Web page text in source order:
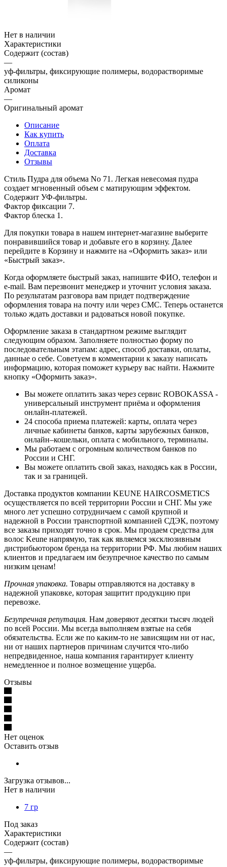
Нет в наличии
Характеристики
Содержит (состав)
—
уф-фильтры, фиксирующие полимеры, водорастворимые
силиконы
Аромат
—
Оригинальный аромат
Описание
Как купить
Оплата
Доставка
Отзывы
Стиль Пудра для объема No 71. Легкая невесомая пудра
создает мгновенный объем с матирующим эффектом.
Содержит УФ-фильтры.
Фактор фиксации 7.
Фактор блеска 1.
Для покупки товара в нашем интернет-магазине выберите
понравившийся товар и добавьте его в корзину. Далее
перейдите в Корзину и нажмите на «Оформить заказ» или
«Быстрый заказ».
Когда оформляете быстрый заказ, напишите ФИО, телефон и
e-mail. Вам перезвонит менеджер и уточнит условия заказа.
По результатам разговора вам придет подтверждение
оформления товара на почту или через СМС. Теперь останется
только ждать доставки и радоваться новой покупке.
Оформление заказа в стандартном режиме выглядит
следующим образом. Заполняете полностью форму по
последовательным этапам: адрес, способ доставки, оплаты,
данные о себе. Советуем в комментарии к заказу написать
информацию, которая поможет курьеру вас найти. Нажмите
кнопку «Оформить заказ».
Вы можете оплатить заказ через сервис ROBOKASSA -
универсальный инструмент приёма и оформления
онлайн-платежей.
24 способа приема платежей: карты, оплата через
личные кабинеты банков, карты зарубежных банков,
онлайн–кошельки, оплата с мобильного, терминалы.
Мы работаем с огромным количеством банков по
России и СНГ.
Вы можете оплатить свой заказ, находясь как в России,
так и за границей.
Доставка продуктов компании KEUNE HAIRCOSMETICS
осуществляется по всей территории России и СНГ. Мы уже
много лет успешно сотрудничаем с самой крупной и
надежной в России транспортной компанией СДЭК, поэтому
все заказы приходят точно в срок. Мы продаем средства для
волос Keune напрямую, так как являемся эксклюзивным
дистрибьютором бренда на территории РФ. Мы любим наших
клиентов и предлагаем им безупречное качество по самым
низким ценам!
Прочная упаковка. Товары отправляются на доставку в
надежной упаковке, которая защитит продукцию при
перевозке.
Безупречная репутация. Нам доверяют десятки тысяч людей
по всей России. Мы всегда выполняем взятые на себя
обязательства. Если же по каким-то не зависящим ни от нас,
ни от наших партнеров причинам случится что-либо
непредвиденное, наша компания гарантирует клиенту
немедленное и полное возмещение ущерба.
Отзывы
Нет оценок
Оставить отзыв
Загрузка отзывов...
Нет в наличии
7 гр
Под заказ
Характеристики
Содержит (состав)
—
уф-фильтры, фиксирующие полимеры, водорастворимые